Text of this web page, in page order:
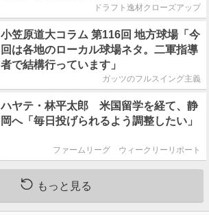
ドラフト逸材クローズアップ
小笠原道大コラム 第116回 地方球場「今
回は各地のローカル球場ネタ。二軍指導
者で結構行っています」
ガッツのフルスイング主義
ハヤテ・林平太郎 米国留学を経て、静
岡へ「毎日投げられるよう調整したい」
ファームリーグ ウィークリーリポート
もっと見る